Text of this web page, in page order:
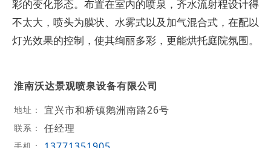
彩的变化形态。布置在室内的喷泉，齐水流射程设计得
不太大，喷头为膜状、水雾式以及加气混合式，在配以
灯光效果的控制，使其绚丽多彩，更能烘托庭院氛围。
淮南沃达景观喷泉设备有限公司
地址： 宜兴市和桥镇鹅洲南路26号
联系： 任经理
手机：